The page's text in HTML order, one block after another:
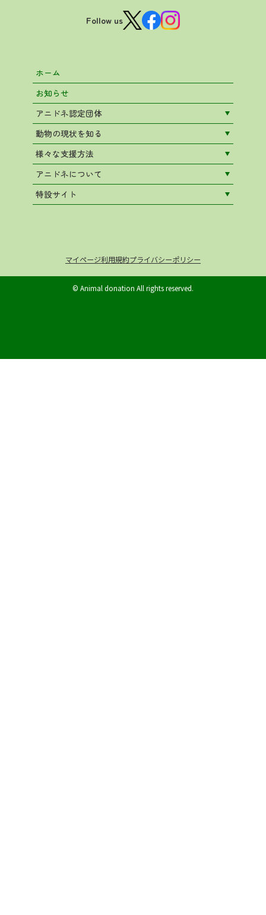
Follow us
ホーム
お知らせ
アニドネ認定団体
動物の現状を知る
様々な支援方法
アニドネについて
特設サイト
マイページ利用規約プライバシーポリシー
© Animal donation All rights reserved.